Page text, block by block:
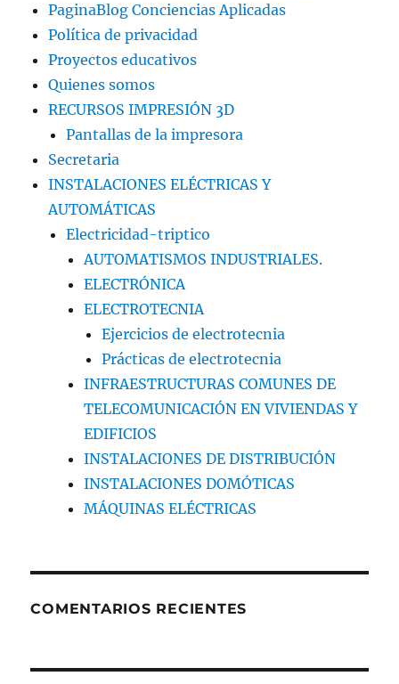
PaginaBlog Conciencias Aplicadas
Política de privacidad
Proyectos educativos
Quienes somos
RECURSOS IMPRESIÓN 3D
Pantallas de la impresora
Secretaria
INSTALACIONES ELÉCTRICAS Y
AUTOMÁTICAS
Electricidad-triptico
AUTOMATISMOS INDUSTRIALES.
ELECTRÓNICA
ELECTROTECNIA
Ejercicios de electrotecnia
Prácticas de electrotecnia
INFRAESTRUCTURAS COMUNES DE
TELECOMUNICACIÓN EN VIVIENDAS Y
EDIFICIOS
INSTALACIONES DE DISTRIBUCIÓN
INSTALACIONES DOMÓTICAS
MÁQUINAS ELÉCTRICAS
COMENTARIOS RECIENTES